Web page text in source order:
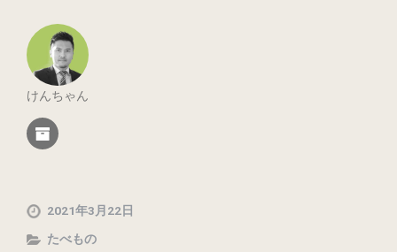
けんちゃん
2021年3月22日
たべもの